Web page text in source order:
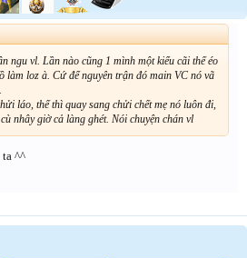
ngu vl. Lần nào cũng 1 mình một kiểu cãi thế éo
làm loz à. Cứ để nguyên trận đó main VC nó vã
láo, thế thì quay sang chửi chết mẹ nó luôn đi,
nhây giờ cả làng ghét. Nói chuyện chán vl
ta ^^